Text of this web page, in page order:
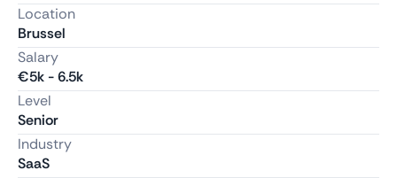
Location
Brussel
Salary
€5k-6.5k
Level
Senior
Industry
SaaS